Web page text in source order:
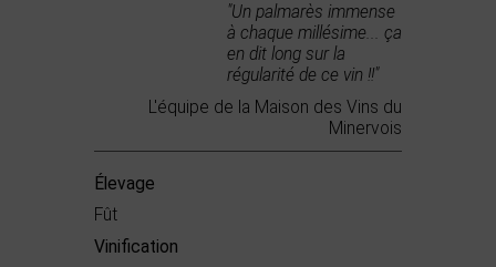
"Un palmarès immense
à chaque millésime... ça
en dit long sur la
régularité de ce vin !!"
L'équipe de la Maison des Vins du
Minervois
Élevage
Fût
Vinification